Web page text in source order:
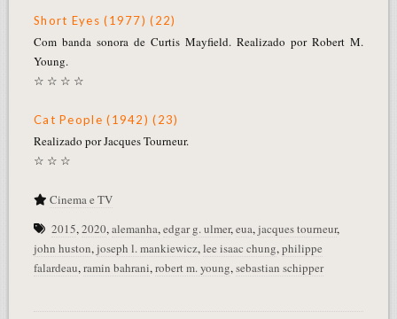
Short Eyes (1977) (22)
Com banda sonora de Curtis Mayfield. Realizado por Robert M.
Young.
☆ ☆ ☆ ☆
Cat People (1942) (23)
Realizado por Jacques Tourneur.
☆ ☆ ☆
Cinema e TV
2015,2020,alemanha,edgar g. ulmer,eua,jacques tourneur,
john huston,joseph l. mankiewicz,lee isaac chung,philippe
falardeau,ramin bahrani,robert m. young,sebastian schipper